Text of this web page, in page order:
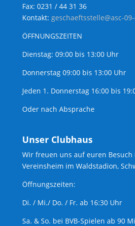
Fax: 0231 / 44 31 36
Kontakt: geschaeftsstelle@asc-
ÖFFNUNGSZEITEN
Dienstag: 09:00 bis 13:00 Uhr
Donnerstag 09:00 bis 13:00 Uhr
Jeden 1. Donnerstag 16:00 bis
Oder nach Absprache
Unser Clubhaus
Wir freuen uns auf euren Besuch
Vereinsheim im Waldstadion,
Öffnungszeiten:
Di. / Mi./ Do. / Fr. ab 16:30 Uhr
Sa. & So. bei BVB-Spielen ab 90